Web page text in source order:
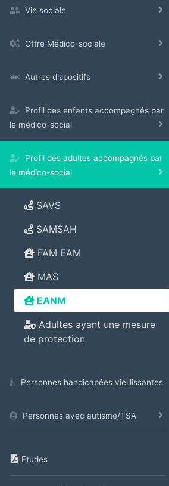
Vie sociale
Offre Médico-sociale
Autres dispositifs
Profil des enfants accompagnés par
le médico-social
Profil des adultes accompagnés par
le médico-social
SAVS
SAMSAH
FAM EAM
MAS
EANM
Adultes ayant une mesure
de protection
Personnes handicapées vieillissantes
Personnes avec autisme/TSA
Etudes